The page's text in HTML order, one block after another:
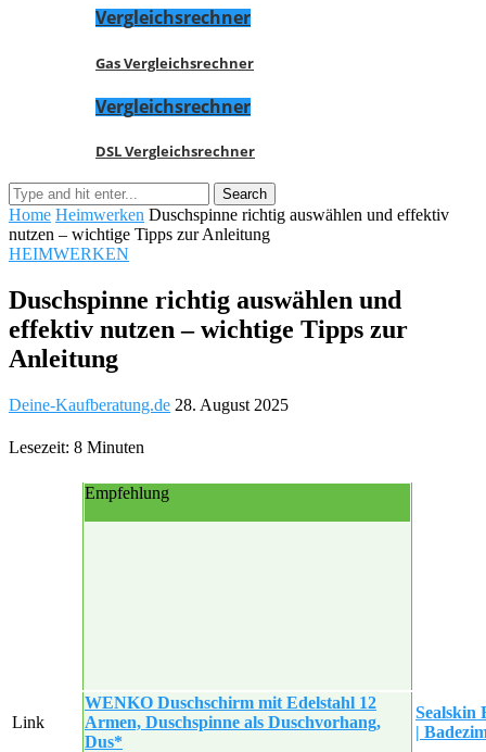
Vergleichsrechner
Gas Vergleichsrechner
Vergleichsrechner
DSL Vergleichsrechner
Home Heimwerken Duschspinne richtig auswählen und effektiv
nutzen – wichtige Tipps zur Anleitung
HEIMWERKEN
Duschspinne richtig auswählen und
effektiv nutzen – wichtige Tipps zur
Anleitung
Deine-Kaufberatung.de 28. August 2025
Lesezeit: 8 Minuten
Empfehlung
Link
WENKO Duschschirm mit Edelstahl 12
Armen, Duschspinne als Duschvorhang,
Dus*
Sealskin
|